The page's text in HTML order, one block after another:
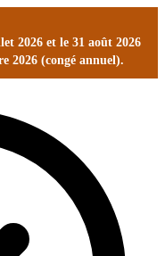
2026 et le 31 août 2026
2026 (congé annuel).